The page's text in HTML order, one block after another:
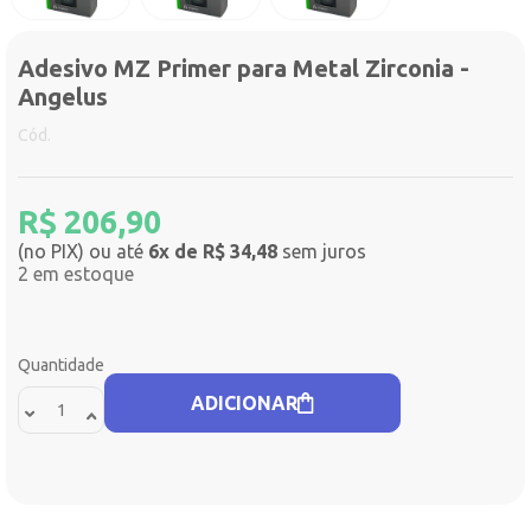
Adesivo MZ Primer para Metal Zirconia -
Angelus
Cód.
R$ 206,90
(no PIX) ou até 6x de R$ 34,48 sem juros
2 em estoque
Quantidade
ADICIONAR